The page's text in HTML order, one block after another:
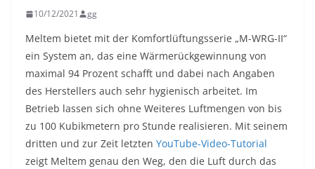
10/12/2021 gg
Meltem bietet mit der Komfortlüftungsserie „M-WRG-II“
ein System an, das eine Wärmerückgewinnung von
maximal 94 Prozent schafft und dabei nach Angaben
des Herstellers auch sehr hygienisch arbeitet. Im
Betrieb lassen sich ohne Weiteres Luftmengen von bis
zu 100 Kubikmetern pro Stunde realisieren. Mit seinem
dritten und zur Zeit letzten YouTube-Video-Tutorial
zeigt Meltem genau den Weg, den die Luft durch das